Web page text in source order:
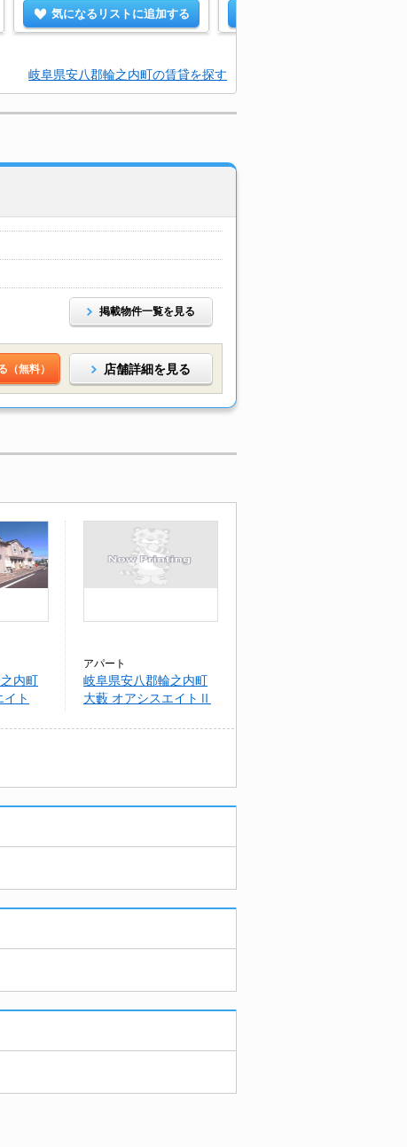
気になるリストに追加する
岐阜県安八郡輪之内町の賃貸を探す
掲載物件一覧を見る
（無料） 店舗詳細を見る
内町
ト
アパート
岐阜県安八郡輪之内町
大藪 オアシスエイトⅡ